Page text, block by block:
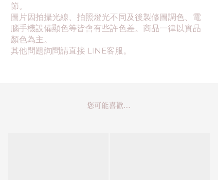
節。
圖片因拍攝光線、拍照燈光不同及後製修圖調色、電
腦手機設備顯色等皆會有些許色差。商品一律以實品
顏色為主。
其他問題詢問請直接 LINE客服。
您可能喜歡...